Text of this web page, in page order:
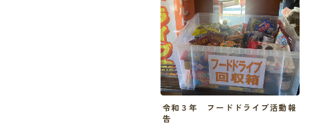
令和３年 フードドライブ活動報
告